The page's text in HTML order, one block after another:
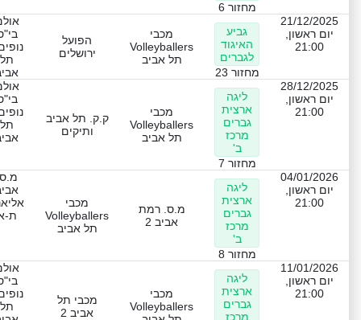
מחזור 6
21/12/2025
יום ראשון,
21:00
גביע
האיגוד
לגברים
מחזור 23
מכבי
Volleyballers
תל אביב
הפועל
ירושלים
תל
28/12/2025
יום ראשון,
21:00
ליגה
ארצית
גברים
מרכז
ב'
מחזור 7
מכבי
Volleyballers
תל אביב
ק.ק. תל אביב
ותיקים
תל
04/01/2026
יום ראשון,
21:00
ליגה
ארצית
גברים
מרכז
ב'
מחזור 8
מ.ס. רמת
אביב 2
מכבי
Volleyballers
תל אביב
ת-
11/01/2026
יום ראשון,
21:00
ליגה
ארצית
גברים
מרכז
מכבי
Volleyballers
מכבי תל
אביב 2
תל